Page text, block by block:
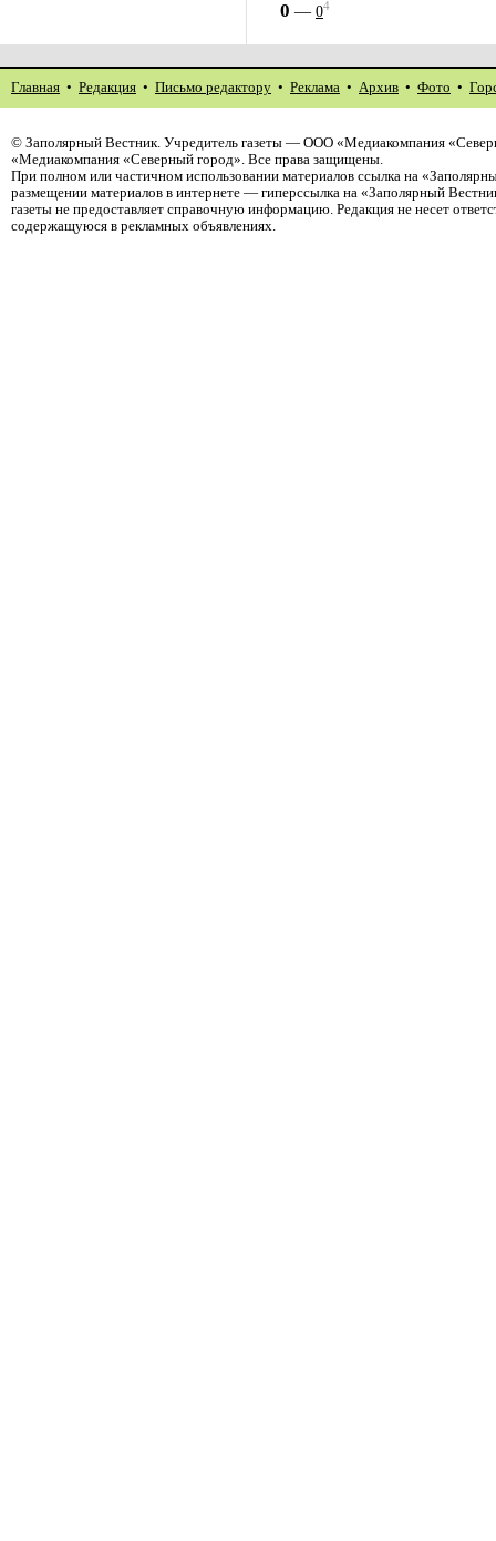
0 — 04
Главная • Редакция • Письмо редактору • Реклама • Архив • Фото •
© Заполярный Вестник. Учредитель газеты — ООО «Медиакомпания
«Медиакомпания «Северный город». Все права защищены.
При полном или частичном использовании материалов ссылка на
размещении материалов в интернете — гиперссылка на «Заполярный
газеты не предоставляет справочную информацию. Редакция не несет
содержащуюся в рекламных объявлениях.